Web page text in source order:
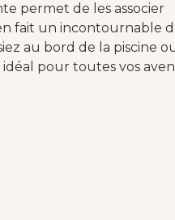
permet de les associer
fait un incontournable
au bord de la piscine
pour toutes vos